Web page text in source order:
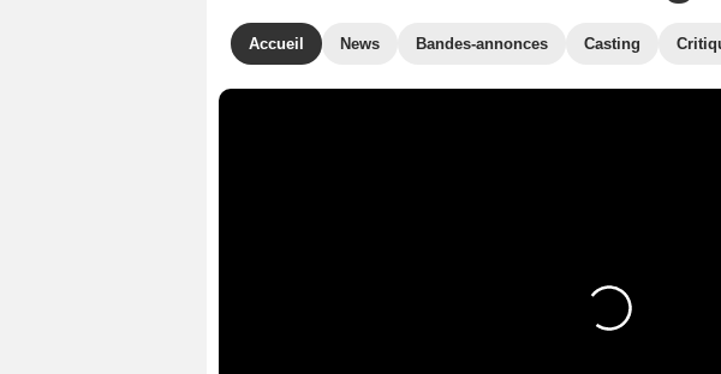
Accueil News Bandes-annonces Casting